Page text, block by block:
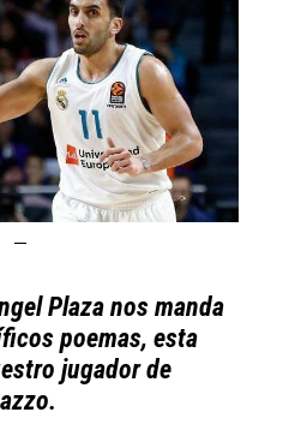
Plaza nos manda
poemas, esta
jugador de